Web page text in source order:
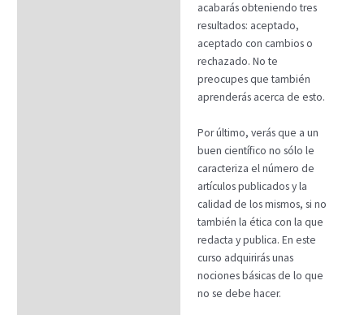
acabarás obteniendo tres
resultados: aceptado,
aceptado con cambios o
rechazado. No te
preocupes que también
aprenderás acerca de esto.
Por último, verás que a un
buen científico no sólo le
caracteriza el número de
artículos publicados y la
calidad de los mismos, si no
también la ética con la que
redacta y publica. En este
curso adquirirás unas
nociones básicas de lo que
no se debe hacer.